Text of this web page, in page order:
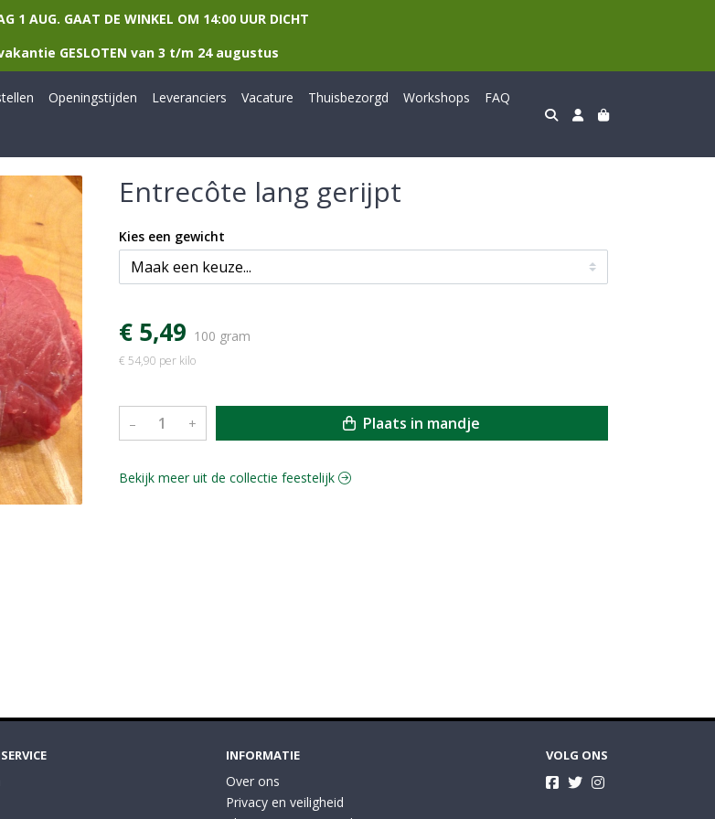
1 AUG. GAAT DE WINKEL OM 14:00 UUR DICHT
GESLOTEN van 3 t/m 24 augustus
Openingstijden Leveranciers Vacature Thuisbezorgd Workshops
FAQ
Entrecôte lang gerijpt
Kies een gewicht
€ 5,49 100 gram
€ 54,90 per kilo
– + Plaats in mandje
Bekijk meer uit de collectie feestelijk
INFORMATIE
Over ons
Privacy en veiligheid
VOLG ONS